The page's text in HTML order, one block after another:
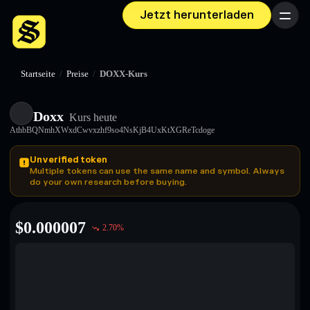
Jetzt herunterladen Menü
Startseite / Preise / DOXX-Kurs
Doxx Kurs heute
AthbBQNmhXWxdCwvxzhf9so4NsKjB4UxKtXGReTcdoge
Unverified token
Multiple tokens can use the same name and symbol. Always
do your own research before buying.
$0.000007 2.70%